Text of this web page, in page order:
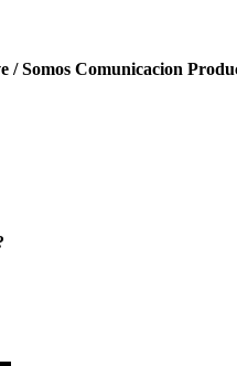
Somos Comunicacion